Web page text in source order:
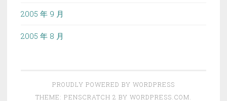
2005 年 9 月
2005 年 8 月
PROUDLY POWERED BY WORDPRESS
THEME: PENSCRATCH 2 BY WORDPRESS.COM